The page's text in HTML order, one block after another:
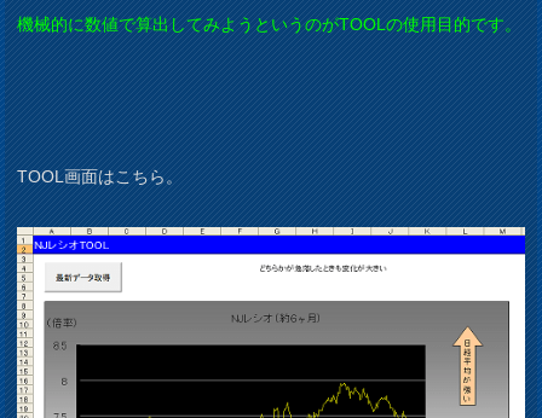
機械的に数値で算出してみようというのがTOOLの使用目的です。
TOOL画面はこちら。